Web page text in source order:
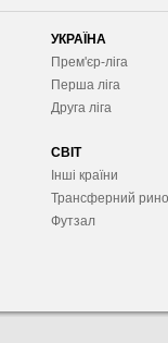
УКРАЇНА
Прем'єр-ліга
Перша ліга
Друга ліга
СВІТ
Інші країни
Трансферний
Футзал